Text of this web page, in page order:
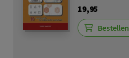
19,95
Bestellen